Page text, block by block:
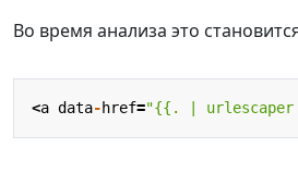
Во время анализа это
<a data-href="{{. |